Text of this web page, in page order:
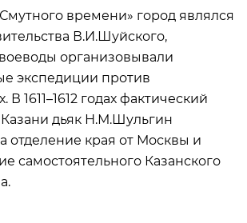
времени» город являлся
В.И.Шуйского,
организовывали
экспедиции против
В 1611–1612 годах фактический
дьяк Н.М.Шульгин
отделение края от Москвы и
самостоятельного Казанского